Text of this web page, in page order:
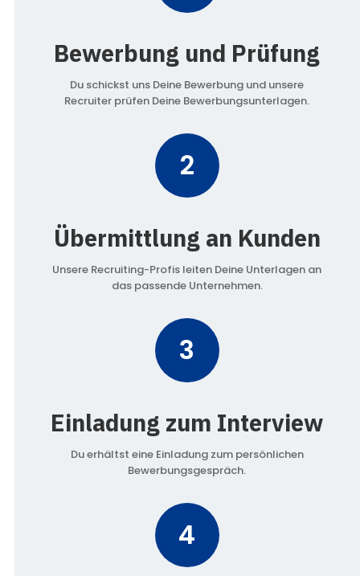
Bewerbung und Prüfung
Du schickst uns Deine Bewerbung und unsere
Recruiter prüfen Deine Bewerbungsunterlagen.
2
Übermittlung an Kunden
Unsere Recruiting-Profis leiten Deine Unterlagen an
das passende Unternehmen.
3
Einladung zum Interview
Du erhältst eine Einladung zum persönlichen
Bewerbungsgespräch.
4